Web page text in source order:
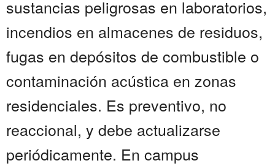
sustancias peligrosas en laboratorios,
incendios en almacenes de residuos,
fugas en depósitos de combustible o
contaminación acústica en zonas
residenciales. Es preventivo, no
reaccional, y debe actualizarse
periódicamente. En campus